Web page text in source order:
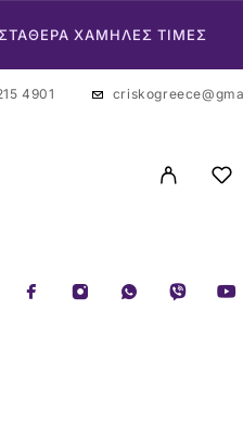
ΣΤΑΘΕΡΑ ΧΑΜΗΛΕΣ ΤΙΜΕΣ
4901